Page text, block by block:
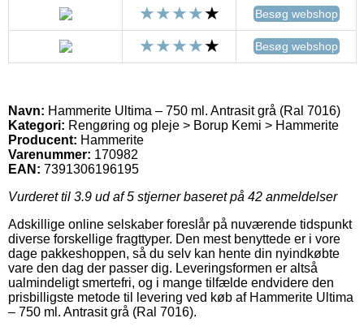
Besøg webshop
Besøg webshop
Navn: Hammerite Ultima – 750 ml. Antrasit grå (Ral 7016)
Kategori: Rengøring og pleje > Borup Kemi > Hammerite
Producent: Hammerite
Varenummer: 170982
EAN: 7391306196195
Vurderet til 3.9 ud af 5 stjerner baseret på 42 anmeldelser
Adskillige online selskaber foreslår på nuværende tidspunkt
diverse forskellige fragttyper. Den mest benyttede er i vore
dage pakkeshoppen, så du selv kan hente din nyindkøbte
vare den dag der passer dig. Leveringsformen er altså
ualmindeligt smertefri, og i mange tilfælde endvidere den
prisbilligste metode til levering ved køb af Hammerite Ultima
– 750 ml. Antrasit grå (Ral 7016).